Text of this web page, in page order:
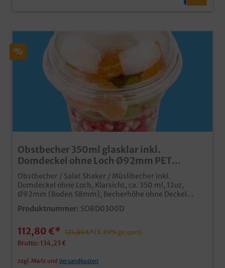
%
Obstbecher 350ml glasklar inkl.
Domdeckel ohne Loch Ø92mm PET
recyclebar 1000St
Obstbecher / Salat Shaker / Müslibecher inkl.
Domdeckel ohne Loch, Klarsicht, ca. 350 ml, 12oz,
Ø92mm (Boden 58mm), Becherhöhe ohne Deckel
108mm, Deckelhöhe 45mm, 1000 Stück im
Kartonhochwertiger und stabiler
den Verkauf und Transport von Obst- & Gemüsesnacks,
aber auch Desserts, Softeis, etc.inklusive
Verpackungslizenz in Deutschlandindividuell
bedruckbar ab 30.000 Stück
Produktnummer: SOBD0300D
112,80 €* 123,80 €* (8.89% gespart)
Brutto: 134,23 €
zzgl. MwSt und Versandkosten